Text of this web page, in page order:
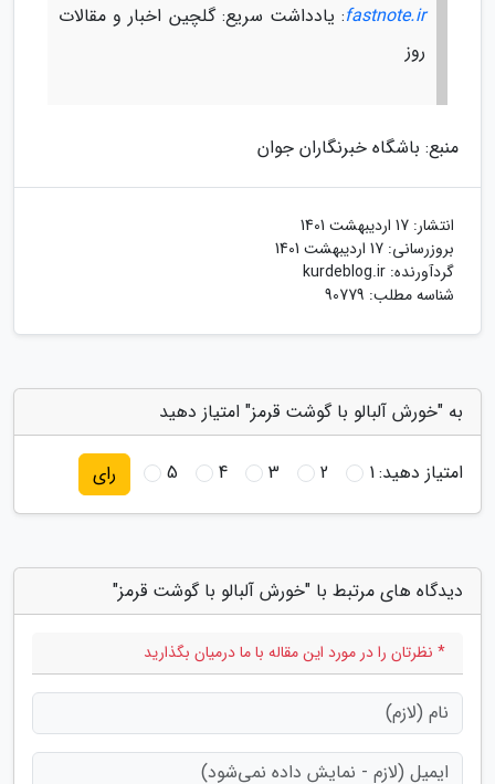
fastnote.ir: یادداشت سریع: گلچین اخبار و مقالات
روز
منبع: باشگاه خبرنگاران جوان
انتشار: 17 اردیبهشت 1401
بروزرسانی: 17 اردیبهشت 1401
گردآورنده: kurdeblog.ir
شناسه مطلب: 90779
به "خورش آلبالو با گوشت قرمز" امتیاز دهید
امتیاز دهید:1
2
3
4
5 رای
دیدگاه های مرتبط با "خورش آلبالو با گوشت قرمز"
* نظرتان را در مورد این مقاله با ما درمیان بگذارید